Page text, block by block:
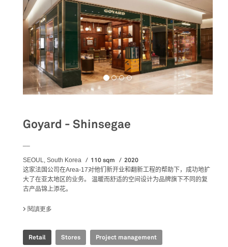
Goyard - Shinsegae
SEOUL, South Korea 110 sqm 2020
这家法国公司在Area-17对他们新开业和翻新工程的帮助下，成功地扩
大了在亚太地区的业务。
温暖而舒适的空间设计为品牌旗下不同的复
古产品锦上添花。
閱讀更多
Retail Stores Project management